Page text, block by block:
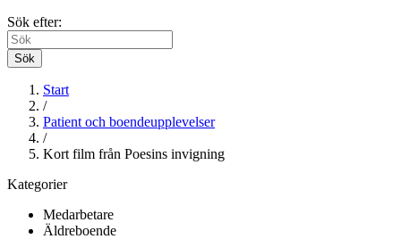
Sök efter:
Sök
Start
/
Patient och boendeupplevelser
/
Kort film från Poesins invigning
Kategorier
Medarbetare
Äldreboende